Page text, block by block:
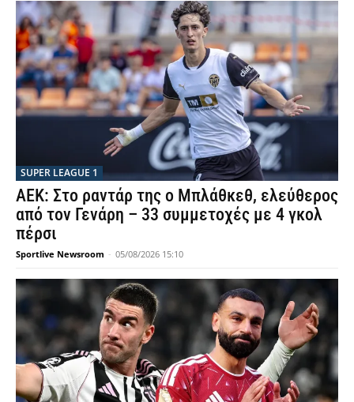
SUPER LEAGUE 1
ΑΕΚ: Στο ραντάρ της ο Μπλάθκεθ, ελεύθερος
από τον Γενάρη – 33 συμμετοχές με 4 γκολ
πέρσι
Sportlive Newsroom - 05/08/2026 15:10